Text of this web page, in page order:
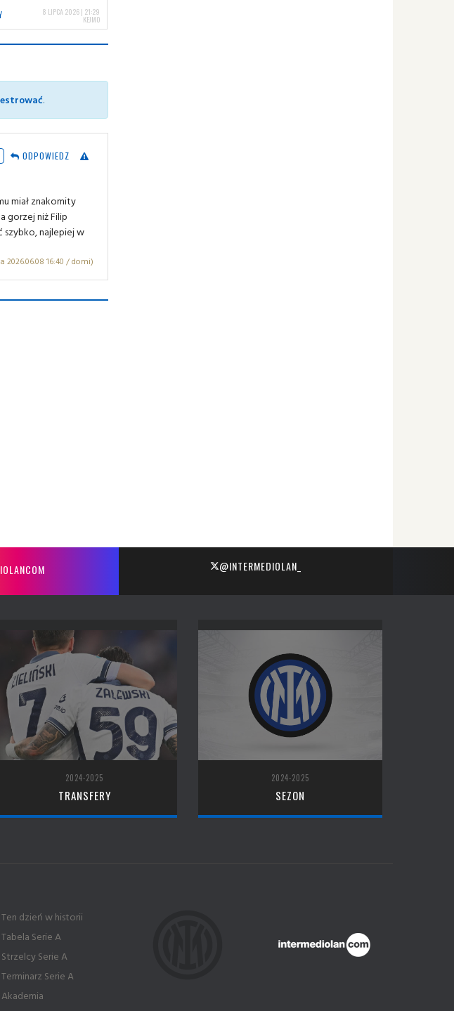
8 LIPCA 2026 | 21:29
KEJMO
.
ODPOWIEDZ
miał znakomity
gorzej niż Filip
szybko, najlepiej w
2026.06.08 16:40 / domi)
@INTERMEDIOLAN_
2024-2025
TRANSFERY
2024-2025
SEZON
dzień w historii
Serie A
Serie A
Serie A